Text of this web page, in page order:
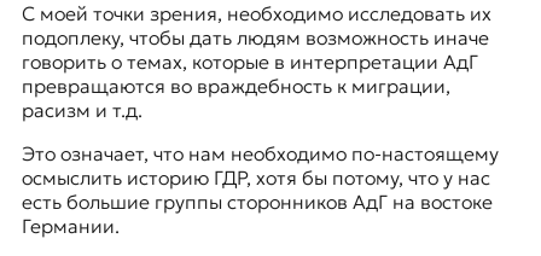
С моей точки зрения, необходимо исследовать их
подоплеку, чтобы дать людям возможность иначе
говорить о темах, которые в интерпретации АдГ
превращаются во враждебность к миграции,
расизм и т.д.
Это означает, что нам необходимо по-настоящему
осмыслить историю ГДР, хотя бы потому, что у нас
есть большие группы сторонников АдГ на востоке
Германии.